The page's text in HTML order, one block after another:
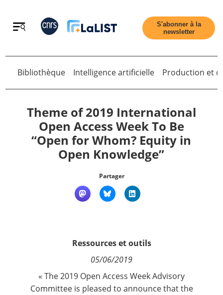
Retour
Accueil
Qui sommes nous ?
S'abonner à la
newsletter
Bibliothèque Intelligence artificielle Production et
Theme of 2019 International
Open Access Week To Be
“Open for Whom? Equity in
Open Knowledge”
Partager
Ressources et outils
05/06/2019
« The2019 Open Access Week Advisory
Committeeis pleased to announce that the